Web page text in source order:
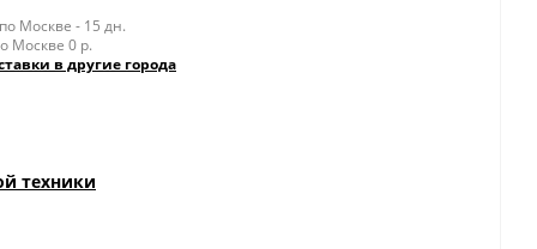
Москве - 15 дн.
Москве 0 р.
в другие города
техники